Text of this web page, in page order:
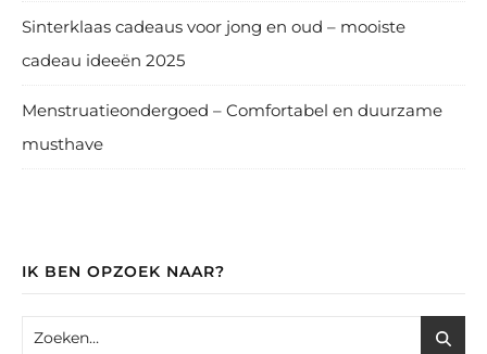
Sinterklaas cadeaus voor jong en oud – mooiste
cadeau ideeën 2025
Menstruatieondergoed – Comfortabel en duurzame
musthave
IK BEN OPZOEK NAAR?